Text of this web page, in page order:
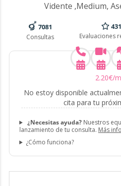
Vidente ,Medium,
7081
Consultas
431
Evaluaciones
2.20€/
No estoy disponible
cita para tu
¿Necesitas ayuda?Nuestros
lanzamiento de tu consulta. Más
¿Cómo funciona?